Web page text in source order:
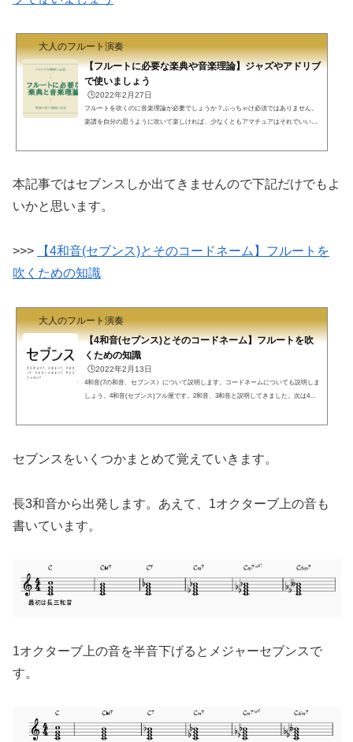
大人のフルート演奏
【フルートに必要な楽典や音楽理論】ジャズやアドリブ
で使いましょう
🕒️2022年2月27日
フルートを吹くのに音楽理論が必要でしょうか？ぶっちゃけ必須ではありません。
楽譜を自分の思うように吹いて楽しければ、少なくともアマチュアはそれでいいと
かります。音楽高校、音楽大学に行った（または行くつも...
本記事ではセブンスしか出てきませんので下記だけでもよ
いかと思います。
>>>
【4和音(セブンス)とそのコードネーム】フルートを
吹くための知識
大人のフルート演奏
【4和音(セブンス)とそのコードネーム】フルートを吹
くための知識
🕒️2022年2月13日
4和音(7の和音、セブンス）について説明します。コードネームについても説明しま
しょう。4和音(セブンス)フル屋です。2和音、3和音と説明してきました。次は4和
長、短、増、減の4種類なので4和音は16種類ありそうで...
セブンスをいくつかまとめて覚えていきます。
長3和音から出発します。あえて、1オクターブ上の音も
書いています。
1オクターブ上の音を半音下げるとメジャーセブンスで
す。